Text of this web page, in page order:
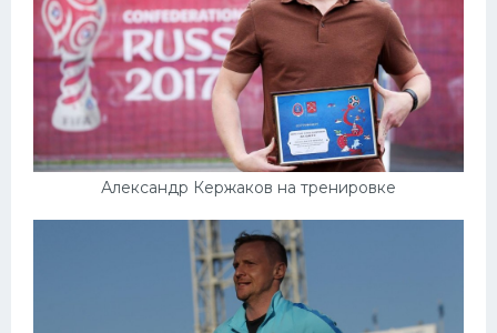
Александр Кержаков на тренировке